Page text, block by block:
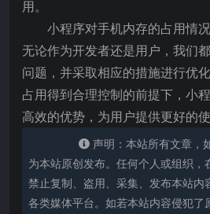
用。
小程序对手机内存的占用情
无论作为开发者还是用户，我们
问题，并采取相应的措施进行优
占用得到合理控制的前提下，小
高效的优势，为用户提供更好的使
声明：本站所有文章，
为本站原创发布。任何个人或组织，
禁止复制、盗用、采集、发布本站内
各类媒体平台。如若本站内容侵犯了